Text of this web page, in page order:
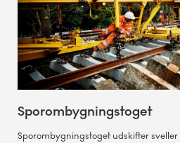
Sporombygningstoget
Sporombygningstoget udskifter sveller